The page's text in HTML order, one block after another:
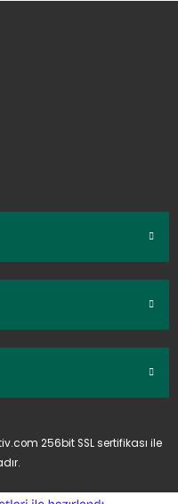
256bit SSL sertifikası ile